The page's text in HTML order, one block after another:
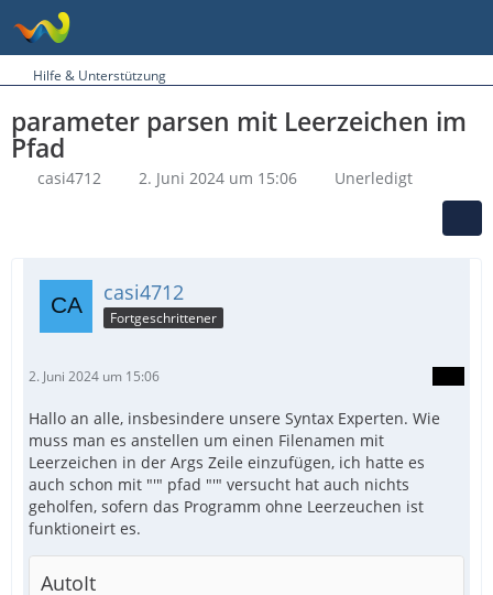
Hilfe & Unterstützung
parameter parsen mit Leerzeichen im
Pfad
casi4712 2. Juni 2024 um 15:06 Unerledigt
casi4712
Fortgeschrittener
2. Juni 2024 um 15:06
Hallo an alle, insbesindere unsere Syntax Experten. Wie
muss man es anstellen um einen Filenamen mit
Leerzeichen in der Args Zeile einzufügen, ich hatte es
auch schon mit "'" pfad "'" versucht hat auch nichts
geholfen, sofern das Programm ohne Leerzeuchen ist
funktioneirt es.
AutoIt